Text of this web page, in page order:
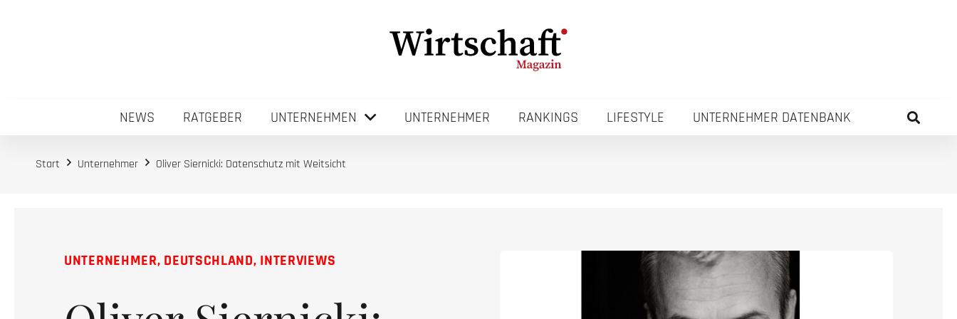
NEWS RATGEBER UNTERNEHMEN UNTERNEHMER RANKINGS LIFESTYLE UNTERNEHMER DATENBANK
Start Unternehmer Oliver Siernicki: Datenschutz mit Weitsicht
UNTERNEHMER, DEUTSCHLAND, INTERVIEWS